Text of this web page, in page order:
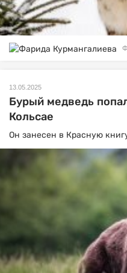
13.05.2025
Бурый медведь
Кольсае
Он занесен в Красную